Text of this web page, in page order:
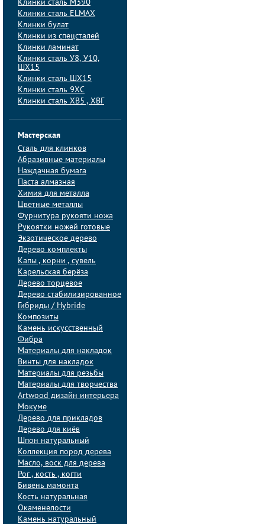
Клинки сталь M390
Клинки сталь ELMAX
Клинки булат
Клинки из спецсталей
Клинки ламинат
Клинки сталь У8, У10,
ШХ15
Клинки сталь ШХ15
Клинки сталь 9ХС
Клинки сталь ХВ5 , ХВГ
Мастерская
Сталь для клинков
Абразивные материалы
Наждачная бумага
Паста алмазная
Химия для металла
Цветные металлы
Фурнитура рукояти ножа
Рукоятки ножей готовые
Экзотическое дерево
Дерево комплекты
Капы , корни , сувель
Карельская берёза
Дерево торцевое
Дерево стабилизированное
Гибриды / Hybride
Композиты
Камень искусственный
Фибра
Материалы для накладок
Винты для накладок
Материалы для резьбы
Материалы для творчества
Artwood дизайн интерьера
Мокуме
Дерево для прикладов
Дерево для киёв
Шпон натуральный
Коллекция пород дерева
Масло, воск для дерева
Рог , кость , когти
Бивень мамонта
Кость натуральная
Окаменелости
Камень натуральный